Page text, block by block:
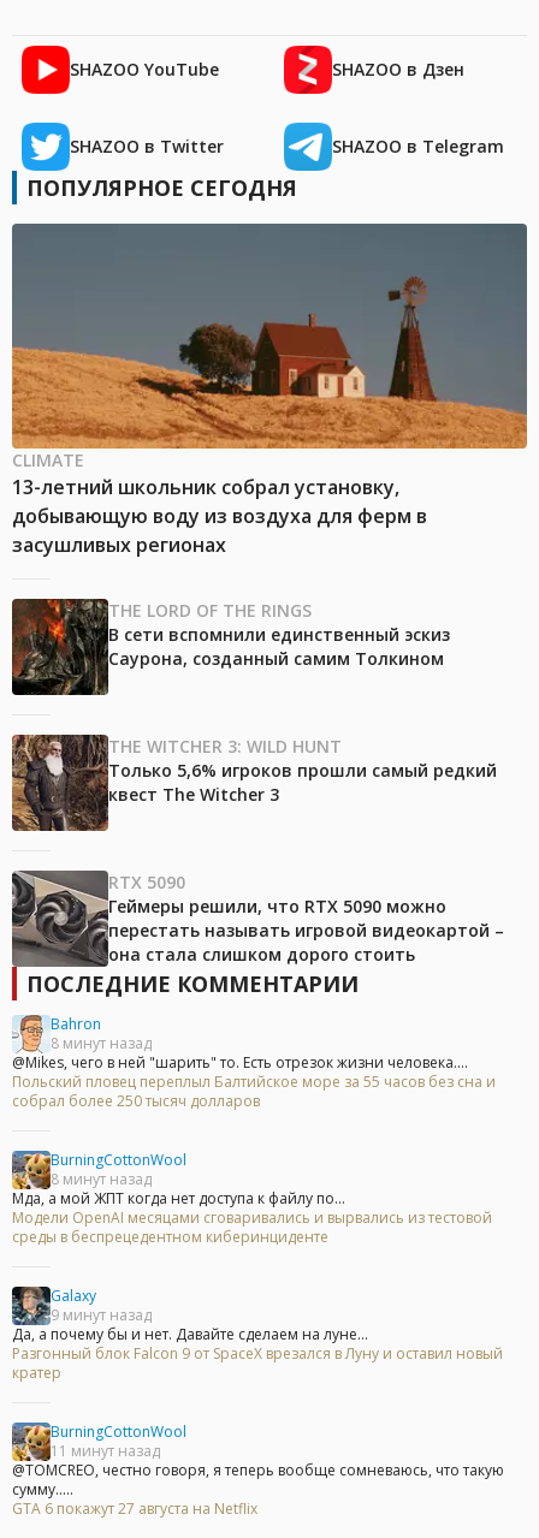
SHAZOO YouTube SHAZOO в Дзен
SHAZOO в Twitter SHAZOO в Telegram
ПОПУЛЯРНОЕ СЕГОДНЯ
CLIMATE
13-летний школьник собрал установку,
добывающую воду из воздуха для ферм в
засушливых регионах
THE LORD OF THE RINGS
В сети вспомнили единственный эскиз
Саурона, созданный самим Толкином
THE WITCHER 3: WILD HUNT
Только 5,6% игроков прошли самый редкий
квест The Witcher 3
RTX 5090
Геймеры решили, что RTX 5090 можно
перестать называть игровой видеокартой –
она стала слишком дорого стоить
ПОСЛЕДНИЕ КОММЕНТАРИИ
Bahron
8 минут назад
@Mikes, чего в ней "шарить" то. Есть отрезок жизни человека....
Польский пловец переплыл Балтийское море за 55 часов без сна и
собрал более 250 тысяч долларов
BurningCottonWool
8 минут назад
Мда, а мой ЖПТ когда нет доступа к файлу по...
Модели OpenAI месяцами сговаривались и вырвались из тестовой
среды в беспрецедентном киберинциденте
Galaxy
9 минут назад
Да, а почему бы и нет. Давайте сделаем на луне...
Разгонный блок Falcon 9 от SpaceX врезался в Луну и оставил новый
кратер
BurningCottonWool
11 минут назад
@TOMCREO, честно говоря, я теперь вообще сомневаюсь, что такую
сумму.....
GTA 6 покажут 27 августа на Netflix